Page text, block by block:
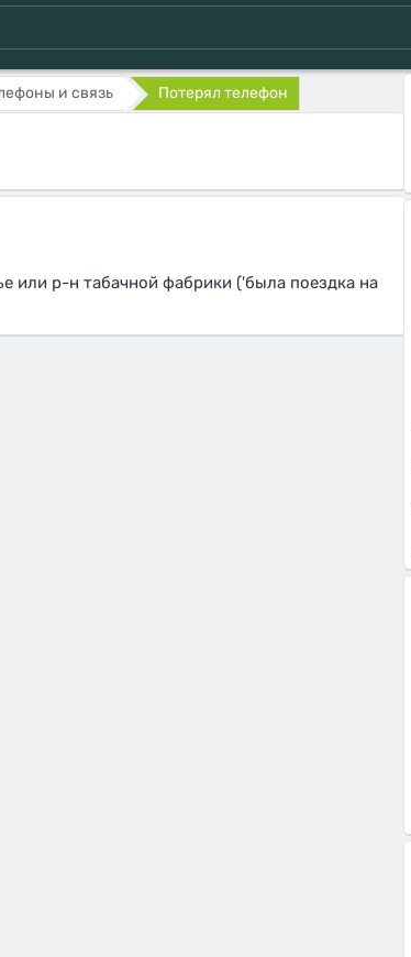
и связь Потерял телефон
или р-н табачной фабрики ('была поездка на